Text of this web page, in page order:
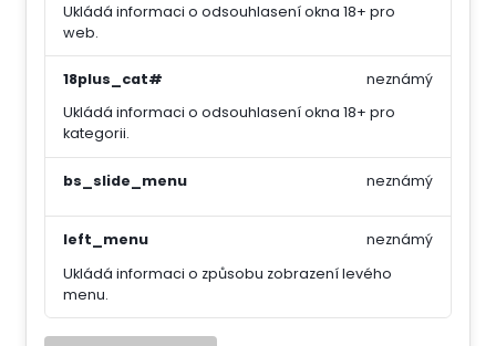
Ukládá informaci o odsouhlasení okna 18+ pro
web.
18plus_cat#
Ukládá informaci o odsouhlasení okna 18+ pro
kategorii.
neznámý
bs_slide_menu neznámý
left_menu
Ukládá informaci o způsobu zobrazení levého
menu.
neznámý